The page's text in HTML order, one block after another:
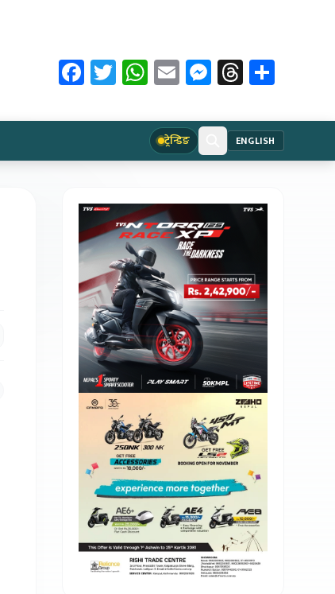
Facebook
Twitter
WhatsApp
EmailMessenger
Threads
ट्रेन्डिङ ENGLISH